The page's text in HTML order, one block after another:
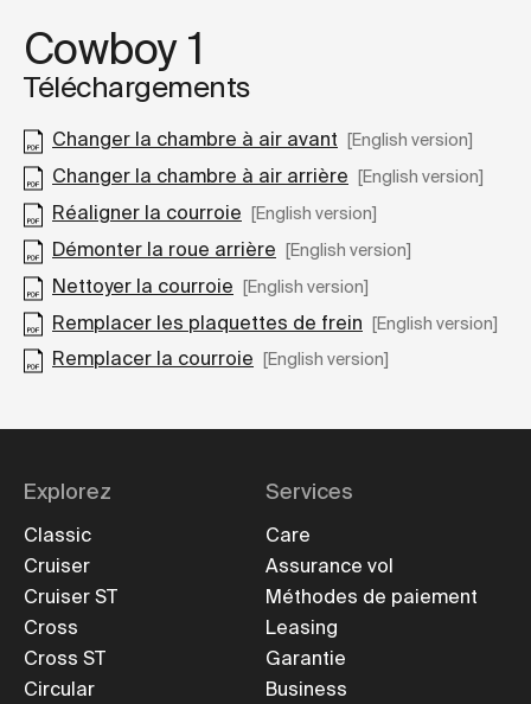
Cowboy 1
Téléchargements
Changer la chambre à air avant [English version]
Changer la chambre à air arrière [English version]
Réaligner la courroie [English version]
Démonter la roue arrière [English version]
Nettoyer la courroie [English version]
Remplacer les plaquettes de frein [English version]
Remplacer la courroie [English version]
Explorez
Classic
Cruiser
Cruiser ST
Cross
Cross ST
Circular
Services
Care
Assurance vol
Méthodes de paiement
Leasing
Garantie
Business